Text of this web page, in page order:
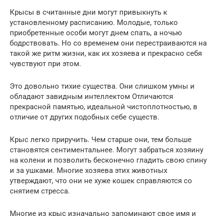
Крысы в считанные дни могут привыкнуть к
установленному расписанию. Молодые, только
приобретенные особи могут днем спать, а ночью
бодрствовать. Но со временем они перестраиваются на
такой же ритм жизни, как их хозяева и прекрасно себя
чувствуют при этом.
Это довольно тихие существа. Они слишком умны и
обладают завидным интеллектом Отличаются
прекрасной памятью, идеальной чистоплотностью, в
отличие от других подобных себе существ.
Крыс легко приручить. Чем старше они, тем больше
становятся сентиментальнее. Могут забраться хозяину
на колени и позволить бесконечно гладить свою спину
и за ушками. Многие хозяева этих животных
утверждают, что они не хуже кошек справляются со
снятием стресса.
Многие из крыс изначально запоминают свое имя и